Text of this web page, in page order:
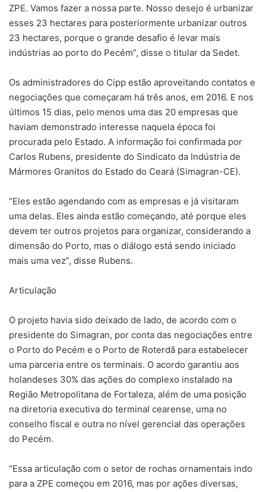
ZPE. Vamos fazer a nossa parte. Nosso desejo é urbanizar
esses 23 hectares para posteriormente urbanizar outros
23 hectares, porque o grande desafio é levar mais
indústrias ao porto do Pecém”, disse o titular da Sedet.
Os administradores do Cipp estão aproveitando contatos e
negociações que começaram há três anos, em 2016. E nos
últimos 15 dias, pelo menos uma das 20 empresas que
haviam demonstrado interesse naquela época foi
procurada pelo Estado. A informação foi confirmada por
Carlos Rubens, presidente do Sindicato da Indústria de
Mármores Granitos do Estado do Ceará (Simagran-CE).
“Eles estão agendando com as empresas e já visitaram
uma delas. Eles ainda estão começando, até porque eles
devem ter outros projetos para organizar, considerando a
dimensão do Porto, mas o diálogo está sendo iniciado
mais uma vez”, disse Rubens.
Articulação
O projeto havia sido deixado de lado, de acordo com o
presidente do Simagran, por conta das negociações entre
o Porto do Pecém e o Porto de Roterdã para estabelecer
uma parceria entre os terminais. O acordo garantiu aos
holandeses 30% das ações do complexo instalado na
Região Metropolitana de Fortaleza, além de uma posição
na diretoria executiva do terminal cearense, uma no
conselho fiscal e outra no nível gerencial das operações
do Pecém.
“Essa articulação com o setor de rochas ornamentais indo
para a ZPE começou em 2016, mas por ações diversas,